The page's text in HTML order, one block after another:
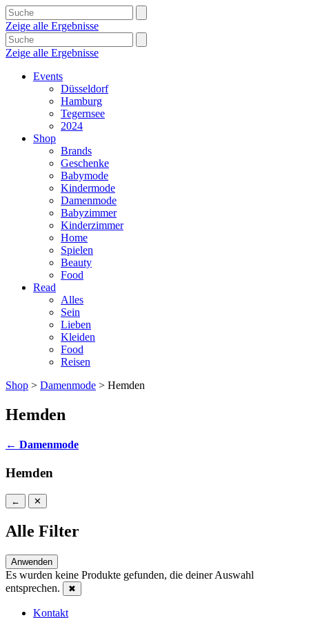
Zeige alle Ergebnisse
Zeige alle Ergebnisse
Events
Düsseldorf
Hamburg
Tegernsee
2024
Shop
Brands
Geschenke
Babymode
Kindermode
Damenmode
Babyzimmer
Kinderzimmer
Home
Spielen
Beauty
Food
Read
Alles
Sein
Lieben
Kleiden
Food
Reisen
Shop > Damenmode > Hemden
Hemden
← Damenmode
Hemden
← ✕
Alle Filter
Anwenden
Es wurden keine Produkte gefunden, die deiner Auswahl
entsprechen.
✖
Kontakt